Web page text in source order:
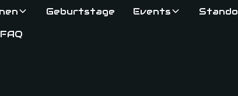
Geburtstage Events
FAQ